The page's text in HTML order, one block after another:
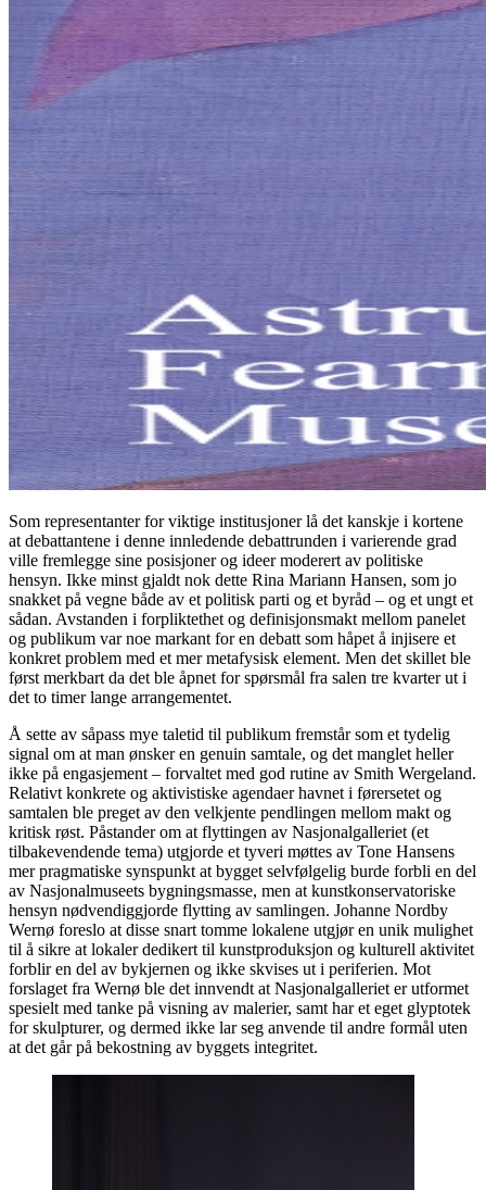
Som representanter for viktige institusjoner lå det kanskje i kortene
at debattantene i denne innledende debattrunden i varierende grad
ville fremlegge sine posisjoner og ideer moderert av politiske
hensyn. Ikke minst gjaldt nok dette Rina Mariann Hansen, som jo
snakket på vegne både av et politisk parti og et byråd – og et ungt et
sådan. Avstanden i forpliktethet og definisjonsmakt mellom panelet
og publikum var noe markant for en debatt som håpet å injisere et
konkret problem med et mer metafysisk element. Men det skillet ble
først merkbart da det ble åpnet for spørsmål fra salen tre kvarter ut i
det to timer lange arrangementet.
Å sette av såpass mye taletid til publikum fremstår som et tydelig
signal om at man ønsker en genuin samtale, og det manglet heller
ikke på engasjement – forvaltet med god rutine av Smith Wergeland.
Relativt konkrete og aktivistiske agendaer havnet i førersetet og
samtalen ble preget av den velkjente pendlingen mellom makt og
kritisk røst. Påstander om at flyttingen av Nasjonalgalleriet (et
tilbakevendende tema) utgjorde et tyveri møttes av Tone Hansens
mer pragmatiske synspunkt at bygget selvfølgelig burde forbli en del
av Nasjonalmuseets bygningsmasse, men at kunstkonservatoriske
hensyn nødvendiggjorde flytting av samlingen. Johanne Nordby
Wernø foreslo at disse snart tomme lokalene utgjør en unik mulighet
til å sikre at lokaler dedikert til kunstproduksjon og kulturell aktivitet
forblir en del av bykjernen og ikke skvises ut i periferien. Mot
forslaget fra Wernø ble det innvendt at Nasjonalgalleriet er utformet
spesielt med tanke på visning av malerier, samt har et eget glyptotek
for skulpturer, og dermed ikke lar seg anvende til andre formål uten
at det går på bekostning av byggets integritet.